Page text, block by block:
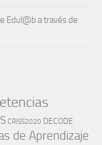
Edul@b a través de
CRISS2020 DECODE
de Aprendizaje